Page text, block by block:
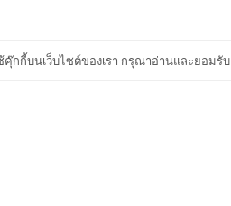
ช้คุ๊กกี้บนเว็บไซต์ของเรา กรุณาอ่านและยอมรับ